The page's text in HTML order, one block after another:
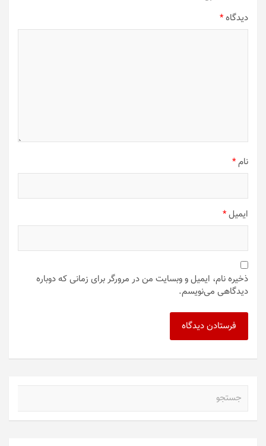
دیدگاه*
نام*
ایمیل*
ذخیره نام، ایمیل و وبسایت من در مرورگر برای زمانی که دوباره
دیدگاهی می‌نویسم.